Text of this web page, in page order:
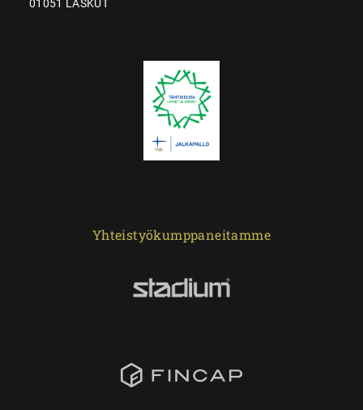
01051 LASKUT
Yhteistyökumppaneitamme